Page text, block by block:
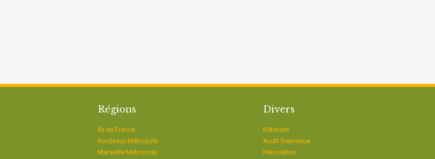
Régions
Ïle de France
Bordeaux Métropole
Marseille Métropole
Divers
Bâtiment
Audit thermique
Rénovation